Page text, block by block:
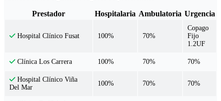
Prestador Hospitalaria Ambulatoria Urgencia
Hospital Clínico Fusat 100% 70%
Copago
Fijo
1.2UF
Clínica Los Carrera 100% 70% 70%
Hospital Clínico Viña
Del Mar
100% 70% 70%